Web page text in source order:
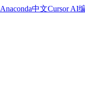
Anaconda中文Cursor AI